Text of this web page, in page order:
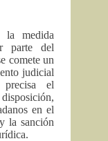
la medida
parte del
comete un
judicial
precisa el
en el
la sanción